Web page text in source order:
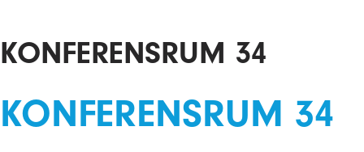
KONFERENSRUM 34
KONFERENSRUM 34